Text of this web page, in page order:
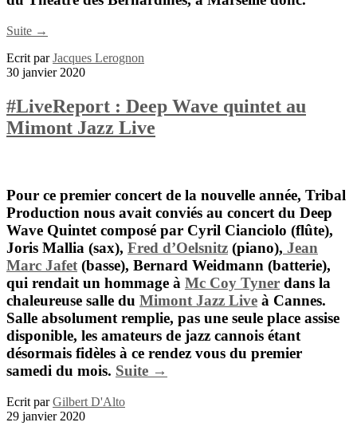
Suite →
Ecrit parJacques Lerognon
30 janvier 2020
#LiveReport : Deep Wave quintet au
Mimont Jazz Live
Pour ce premier concert de la nouvelle année, Tribal
Production nous avait conviés au concert du Deep
Wave Quintetcomposé par Cyril Cianciolo (flûte),
Joris Mallia (sax), Fred d’Oelsnitz (piano), Jean
Marc Jafet (basse), Bernard Weidmann (batterie),
qui rendait un hommage à Mc Coy Tyner dans la
chaleureuse salle du Mimont Jazz Live à Cannes.
Salle absolument remplie, pas une seule place assise
disponible, les amateurs de jazz cannois étant
désormais fidèles à ce rendez vous du premier
samedi du mois. Suite →
Ecrit parGilbert D'Alto
29 janvier 2020